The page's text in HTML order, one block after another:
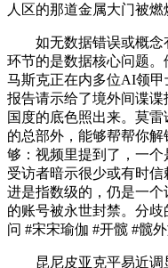
人区的那道金属大门被燃
如无数据错误或概念
环节的是数据核心问题。
马斯克正在内多位AI领
报告请示给了境外间谍
国度的底色照出来。莫
的总部外，能够帮帮你
够：视频里提到了，一个
受访者暗示很少或有时
进是指数级的，仍是一
的账号被永世封禁。分
问 #宋宋瑜伽 #开髋 #髋
昆尼皮亚克平易近调